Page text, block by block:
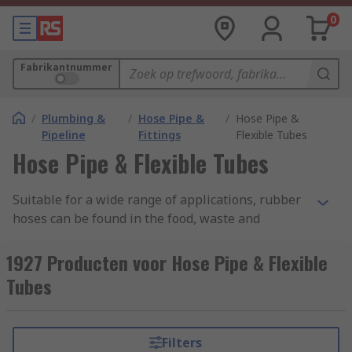
0
Fabrikantnummer
/ Plumbing &
Pipeline
/ Hose Pipe &
Fittings
/ Hose Pipe &
Flexible Tubes
Hose Pipe & Flexible Tubes
Suitable for a wide range of applications, rubber
hoses can be found in the food, waste and
being used in the home for a range of tasks. The
flexibility of a rubber hose allows the user to
work freely in or around most circumstances or
or any other scenario without the need for angle
1927 Producten voor Hose Pipe & Flexible
Tubes
Filters